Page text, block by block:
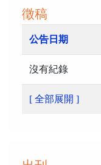
徵稿
公告日期
沒有紀錄
[ 全部展開 ]